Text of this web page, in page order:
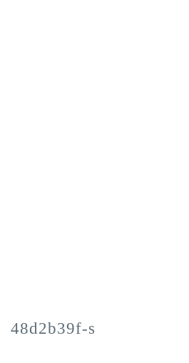
48d2b39f-s